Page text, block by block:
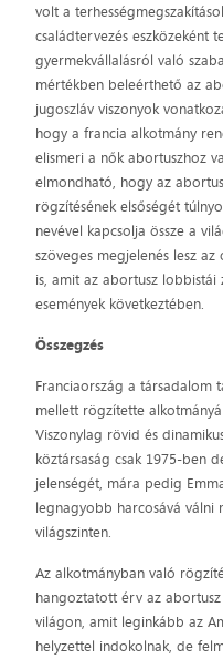
volt a
családtervezés eszközeként
gyermekvállalásról való
mértékben beleérthető az
jugoszláv viszonyok
hogy a francia alkotmány
elismeri a nők abortuszhoz
elmondható, hogy az
rögzítésének elsőségét
nevével kapcsolja össze a
szöveges megjelenés lesz
is, amit az abortusz lobbistái
események következtében.
Összegzés
Franciaország a társadalom
mellett rögzítette
Viszonylag rövid és
köztársaság csak 1975-ben
jelenségét, mára pedig
legnagyobb harcosává
világszinten.
Az alkotmányban való
hangoztatott érv az
világon, amit leginkább az
helyzettel indokolnak, de